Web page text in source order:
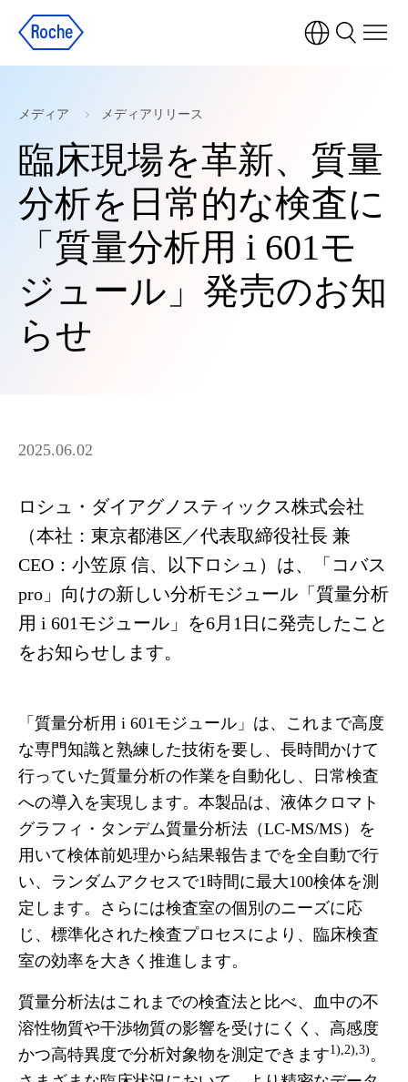
メディア メディアリリース
臨床現場を革新、質量
分析を日常的な検査に
「質量分析用 i 601モ
ジュール」発売のお知
らせ
2025.06.02
ロシュ・ダイアグノスティックス株式会社
（本社：東京都港区／代表取締役社長 兼
CEO：小笠原 信、以下ロシュ）は、「コバス
pro」向けの新しい分析モジュール「質量分析
用 i 601モジュール」を6月1日に発売したこと
をお知らせします。
「質量分析用 i 601モジュール」は、これまで高度
な専門知識と熟練した技術を要し、長時間かけて
行っていた質量分析の作業を自動化し、日常検査
への導入を実現します。本製品は、液体クロマト
グラフィ・タンデム質量分析法（LC-MS/MS）を
用いて検体前処理から結果報告までを全自動で行
い、ランダムアクセスで1時間に最大100検体を測
定します。さらには検査室の個別のニーズに応
じ、標準化された検査プロセスにより、臨床検査
室の効率を大きく推進します。
質量分析法はこれまでの検査法と比べ、血中の不
溶性物質や干渉物質の影響を受けにくく、高感度
かつ高特異度で分析対象物を測定できます1),2),3)。